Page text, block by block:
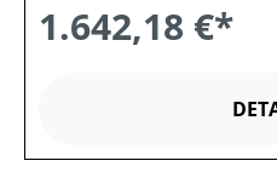
1.642,18 €*